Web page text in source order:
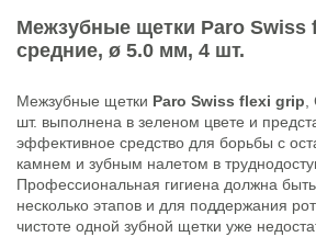
Межзубные щетки Paro Swiss
средние, ø 5.0 мм, 4 шт.
Межзубные щетки Paro Swiss flexi grip
шт. выполнена в зеленом цвете и
эффективное средство для борьбы c
камнем и зубным налетом в
Профессиональная гигиена должна
несколько этапов и для поддержания
чистоте одной зубной щетки уже